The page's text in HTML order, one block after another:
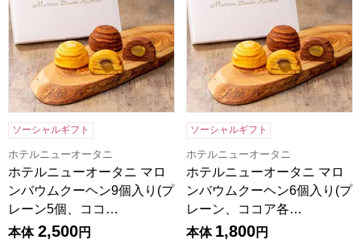
ソーシャルギフト
ホテルニューオータニ
ホテルニューオータニ マロ
ンバウムクーヘン9個入り(プ
レーン5個、ココ…
本体 2,500円
ソーシャルギフト
ホテルニューオータニ
ホテルニューオータニ マロ
ンバウムクーヘン6個入り(プ
レーン、ココア各…
本体 1,800円